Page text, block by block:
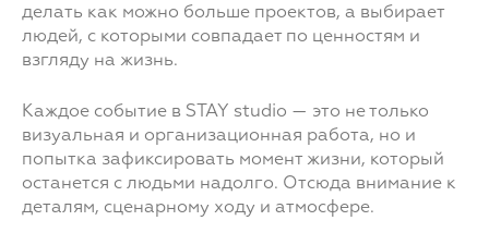
делать как можно больше проектов, а выбирает
людей, с которыми совпадает по ценностям и
взгляду на жизнь.
Каждое событие в STAY studio — это не только
визуальная и организационная работа, но и
попытка зафиксировать момент жизни, который
останется с людьми надолго. Отсюда внимание к
деталям, сценарному ходу и атмосфере.